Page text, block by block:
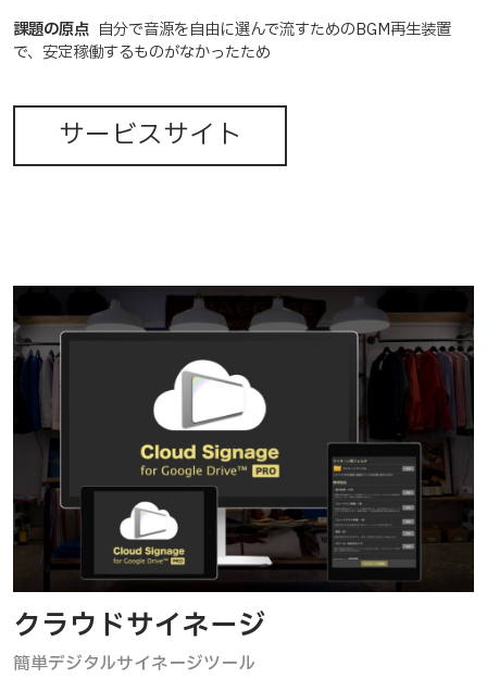
課題の原点 自分で音源を自由に選んで流すためのBGM再生装置
で、安定稼働するものがなかったため
サービスサイト
クラウドサイネージ
簡単デジタルサイネージツール